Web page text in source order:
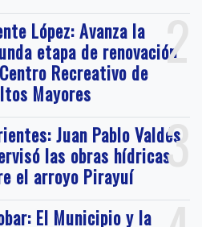
2
López: Avanza la
etapa de renovación
Recreativo de
Mayores
3
Juan Pablo Valdés
las obras hídricas
el arroyo Pirayuí
El Municipio y la